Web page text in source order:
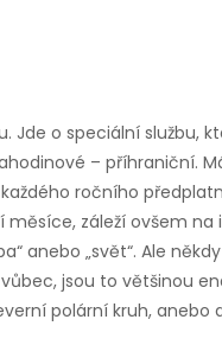
o speciální službu,
– příhraniční.
ročního
záleží ovšem
anebo „svět“. Ale
jsou to většinou
polární kruh,